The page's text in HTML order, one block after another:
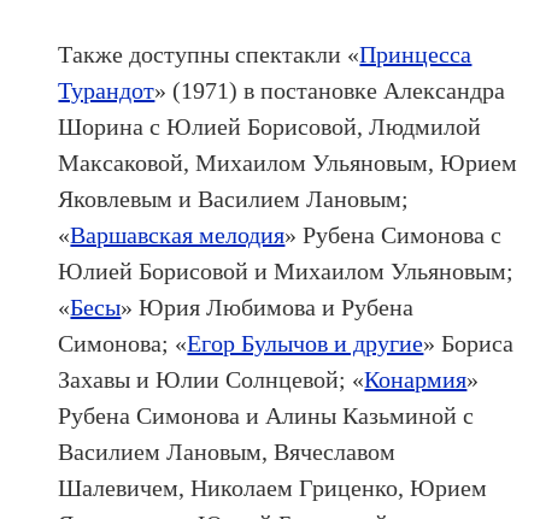
Также доступны спектакли «Принцесса
Турандот» (1971) в постановке Александра
Шорина с Юлией Борисовой, Людмилой
Максаковой, Михаилом Ульяновым, Юрием
Яковлевым и Василием Лановым;
«Варшавская мелодия» Рубена Симонова с
Юлией Борисовой и Михаилом Ульяновым;
«Бесы» Юрия Любимова и Рубена
Симонова; «Егор Булычов и другие» Бориса
Захавы и Юлии Солнцевой; «Конармия»
Рубена Симонова и Алины Казьминой с
Василием Лановым, Вячеславом
Шалевичем, Николаем Гриценко, Юрием